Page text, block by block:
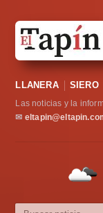
Sociedad
Política
Cultura
LLANERA SIERO
Las noticias y la
✉